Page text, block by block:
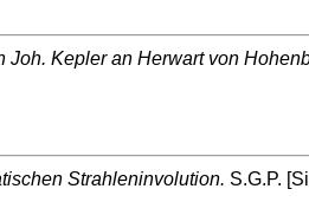
Kepler an Herwart von
Strahleninvolution. S.G.P.